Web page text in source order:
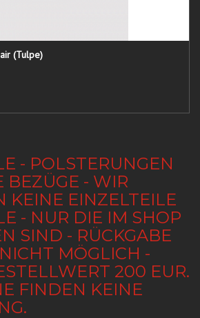
(Tulpe)
- POLSTERUNGEN
BEZÜGE - WIR
KEINE EINZELTEILE
- NUR DIE IM SHOP
SIND - RÜCKGABE
MÖGLICH -
200 EUR.
FINDEN KEINE